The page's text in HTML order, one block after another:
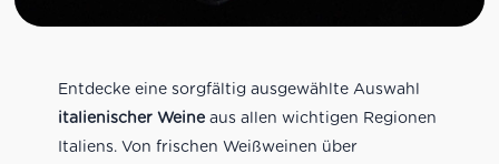
Entdecke eine sorgfältig ausgewählte Auswahl
italienischer Weineaus allen wichtigen Regionen
Italiens. Von frischen Weißweinen über